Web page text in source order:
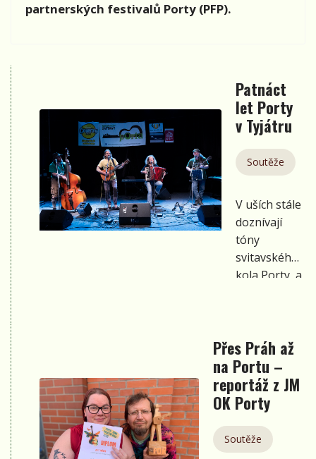
partnerských festivalů Porty (PFP).
Patnáct
let Porty
v Tyjátru
Soutěže
V uších stále
doznívají
tóny
svitavského
kola Porty, a
dubnová
sobota
nesla v
poklidném
folkovém
duchu.
Koncem
Přes Práh až
na Portu –
reportáž z JM
OK Porty
Soutěže